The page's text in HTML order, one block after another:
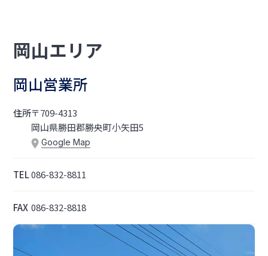
岡山エリア
岡山営業所
住所〒709-4313
岡山県勝田郡勝央町小矢田5
Google Map
TEL086-832-8811
FAX 086-832-8818